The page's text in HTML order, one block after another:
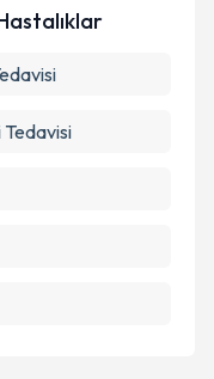
Tedavisi